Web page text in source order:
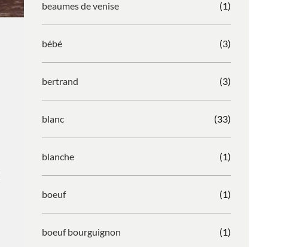
beaumes de venise (1)
bébé (3)
bertrand (3)
blanc (33)
blanche (1)
boeuf (1)
boeuf bourguignon (1)